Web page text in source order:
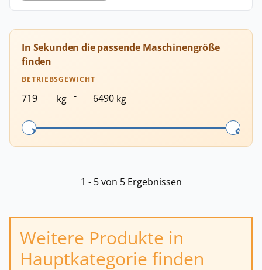
In Sekunden die passende Maschinengröße
finden
BETRIEBSGEWICHT
kg - kg
1 - 5 von 5 Ergebnissen
Weitere Produkte in
Hauptkategorie finden